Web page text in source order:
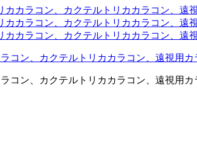
カカラコン、カクテルトリカカラコン、
カカラコン、カクテルトリカカラコン、遠
カカラコン、カクテルトリカカラコン、
コン、カクテルトリカカラコン、遠視用
コン、カクテルトリカカラコン、遠視用